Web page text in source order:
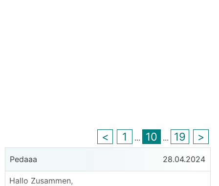
< 1 ... 10 ... 19 >
Pedaaa 28.04.2024
Hallo Zusammen,